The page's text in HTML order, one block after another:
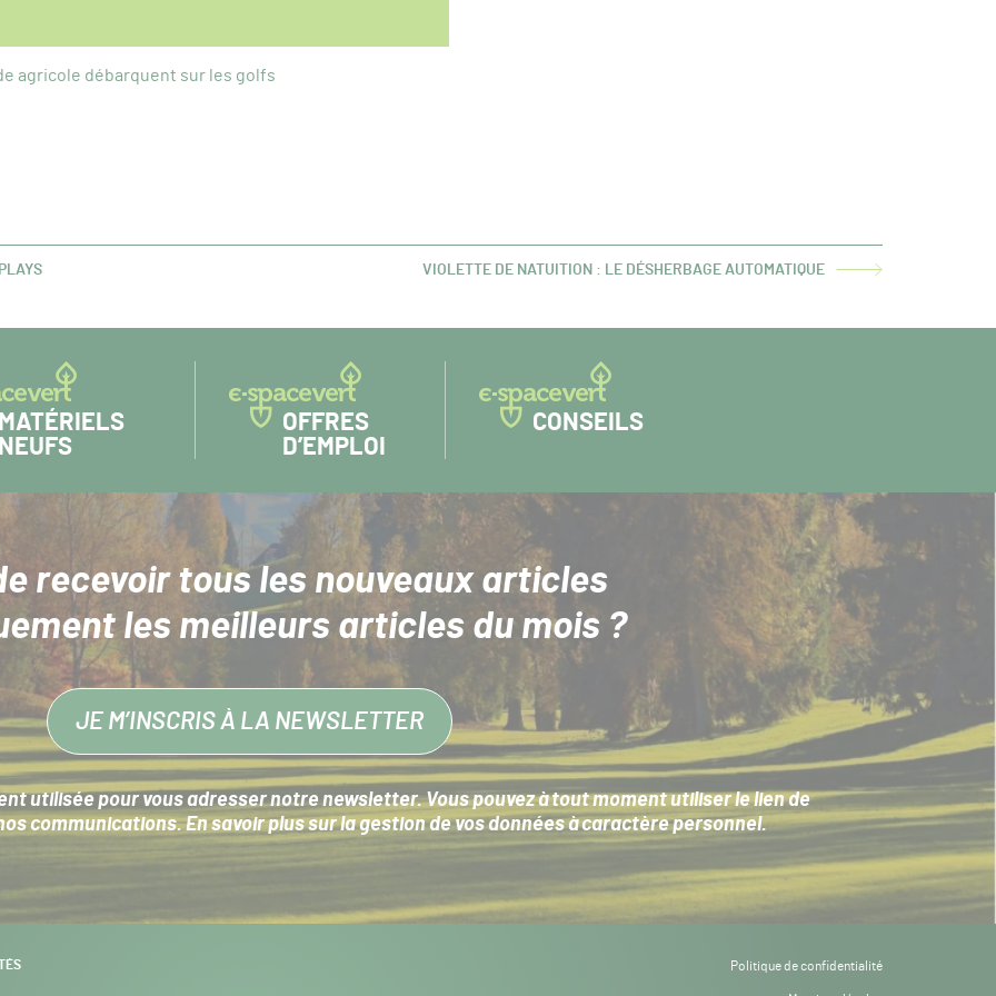
agricole débarquent sur les golfs
ARTICLE
VIOLETTE DE NATUITION : LE DÉSHERBAGE AUTOMATIQUE
MATÉRIELS
NEUFS
OFFRES
D’EMPLOI
CONSEILS
recevoir tous les nouveaux articles
les meilleurs articles du mois ?
JE M’INSCRIS À LA NEWSLETTER
utilisée pour vous adresser notre newsletter. Vous pouvez à tout moment utiliser le lien de
communications. En savoir plus sur lagestion de vos données à caractère personnel.
Politique de confidentialité